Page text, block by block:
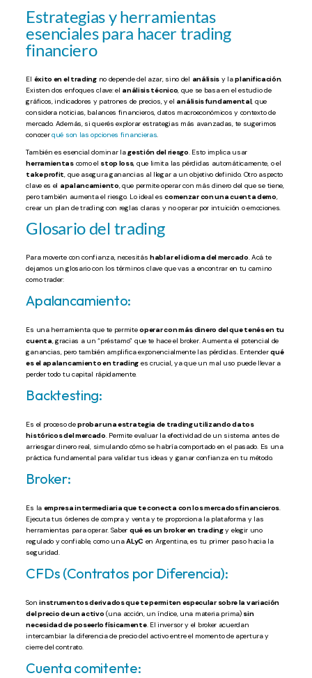
Estrategias y herramientas
esenciales para hacer trading
financiero
El éxito en el tradingno depende del azar, sino del análisis y laplanificación.
Existen dos enfoques clave: el análisis técnico , que se basa en el estudio de
gráficos, indicadores y patrones de precios, y el análisis fundamental, que
considera noticias, balances financieros, datos macroeconómicos y contexto de
mercado. Además, si querés explorar estrategias más avanzadas, te sugerimos
conocerqué son las opciones financieras
También es esencial dominar lagestión del riesgo . Esto implica usar
herramientascomo el stop loss, que limita las pérdidas automáticamente, o el
take profit , que asegura ganancias al llegar a un objetivo definido. Otro aspecto
clave es el apalancamiento , que permite operar con más dinero del que se tiene,
pero también aumenta el riesgo. Lo ideal escomenzar con una cuenta demo
crear un plan de trading con reglas claras y no operar por intuición o emociones.
Glosario del trading
Para moverte con confianza, necesitáshablar el idioma del mercado . Acá te
dejamos un glosario con los términos clave que vas a encontrar en tu camino
como trader:
Apalancamiento:
Es una herramienta que te permiteoperar con más dinero del que tenés en tu
cuenta , gracias a un “préstamo” que te hace el broker. Aumenta el potencial de
ganancias, pero también amplifica exponencialmente las pérdidas. Entenderqué
es el apalancamiento en trading es crucial, ya que un mal uso puede llevar a
perder todo tu capital rápidamente.
Backtesting:
Es el proceso deprobar una estrategia de trading utilizando datos
históricos del mercado . Permite evaluar la efectividad de un sistema antes de
arriesgar dinero real, simulando cómo se habría comportado en el pasado. Es una
práctica fundamental para validar tus ideas y ganar confianza en tu método.
Broker:
Es la empresa intermediaria que te conecta con los mercados financieros
Ejecuta tus órdenes de compra y venta y te proporciona la plataforma y las
herramientas para operar. Saber qué es un broker en tradingy elegir uno
regulado y confiable, como unaALyC en Argentina, es tu primer paso hacia la
seguridad.
CFDs (Contratos por Diferencia):
Soninstrumentos derivados que te permiten especular sobre la variación
del precio de un activo (una acción, un índice, una materia prima) sin
necesidad de poseerlo físicamente. El inversor y el broker acuerdan
intercambiar la diferencia de precio del activo entre el momento de apertura y
cierre del contrato.
Cuenta comitente: